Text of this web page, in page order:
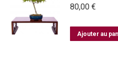
80,00 €
Ajouter au